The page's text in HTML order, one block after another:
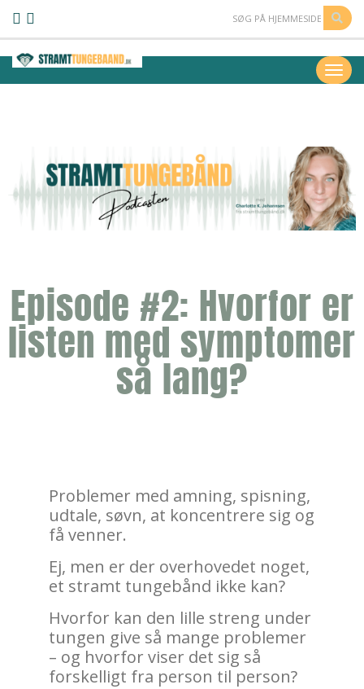
Episode #2: Hvorfor er
listen med symptomer
så lang?
Problemer med amning, spisning,
udtale, søvn, at koncentrere sig og
få venner.
Ej, men er der overhovedet noget,
et stramt tungebånd ikke kan?
Hvorfor kan den lille streng under
tungen give så mange problemer
– og hvorfor viser det sig så
forskelligt fra person til person?